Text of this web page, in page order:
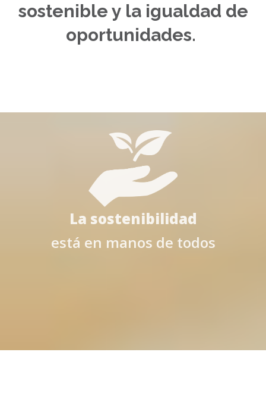
sostenible y la igualdad de
oportunidades.
La sostenibilidad
está en manos de todos